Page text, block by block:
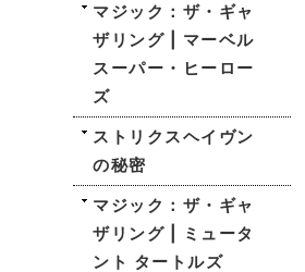
マジック：ザ・ギャ
ザリング | マーベル
スーパー・ヒーロー
ズ
ストリクスヘイヴン
の秘密
マジック：ザ・ギャ
ザリング | ミュータ
ント タートルズ